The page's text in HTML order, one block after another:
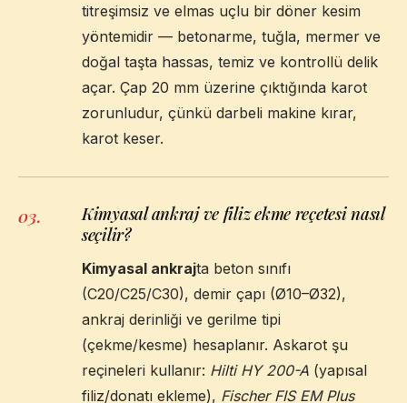
titreşimsiz ve elmas uçlu bir döner kesim
yöntemidir — betonarme, tuğla, mermer ve
doğal taşta hassas, temiz ve kontrollü delik
açar. Çap 20 mm üzerine çıktığında karot
zorunludur, çünkü darbeli makine kırar,
karot keser.
03.
Kimyasal ankraj ve filiz ekme reçetesi nasıl
seçilir?
Kimyasal ankrajta beton sınıfı
(C20/C25/C30), demir çapı (Ø10–Ø32),
ankraj derinliği ve gerilme tipi
(çekme/kesme) hesaplanır. Askarot şu
reçineleri kullanır: Hilti HY 200-A (yapısal
filiz/donatı ekleme), Fischer FIS EM Plus